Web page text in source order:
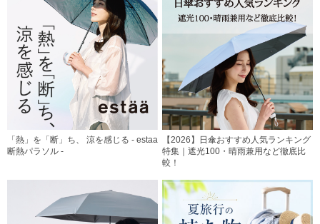
「熱」を「断」ち、 涼を感じる - estaa
断熱パラソル -
【2026】日傘おすすめ人気ランキング
特集｜遮光100・晴雨兼用など徹底比
較！